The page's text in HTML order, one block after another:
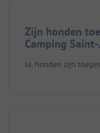
Zijn honden
Camping Saint-
Ja, honden zijn